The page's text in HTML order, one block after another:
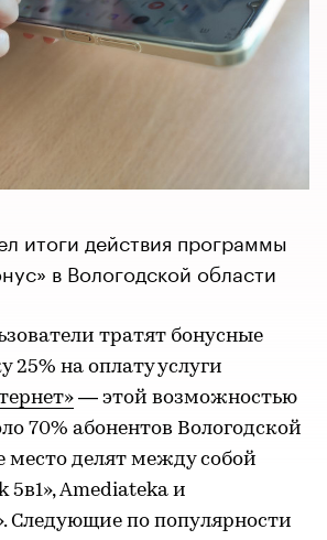
итоги действия программы
в Вологодской области
тратят бонусные
25% на оплату услуги
— этой возможностью
70% абонентов Вологодской
место делят между собой
5в1», Amediateka и
Следующие по популярности